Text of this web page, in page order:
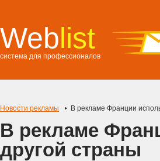
Weblist
система для профессионалов
Новости рекламы В рекламе Франции
В рекламе
другой страны